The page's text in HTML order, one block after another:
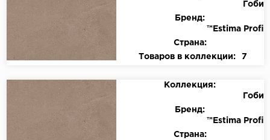
Гоби
Бренд:
™Estima Profi
Страна:
Товаров в коллекции:
7
Коллекция:
Гоби
Бренд:
™Estima Profi
Страна: